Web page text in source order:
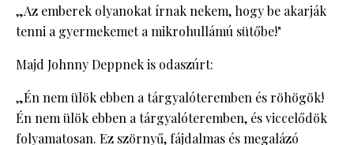
„Az emberek olyanokat írnak nekem, hogy be akarják
tenni a gyermekemet a mikrohullámú sütőbe!"
Majd Johnny Deppnek is odaszúrt:
„Én nem ülök ebben a tárgyalóteremben és röhögök!
Én nem ülök ebben a tárgyalóteremben, és viccelődök
folyamatosan. Ez szörnyű, fájdalmas és megalázó